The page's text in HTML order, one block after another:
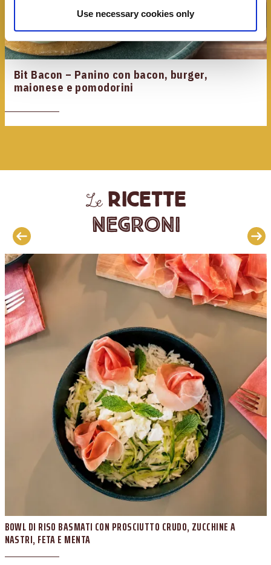
Use necessary cookies only
Bit Bacon – Panino con bacon, burger,
maionese e pomodorini
Lericette
Negroni
BOWL DI RISO BASMATI CON PROSCIUTTO CRUDO, ZUCCHINE A
NASTRI, FETA E MENTA